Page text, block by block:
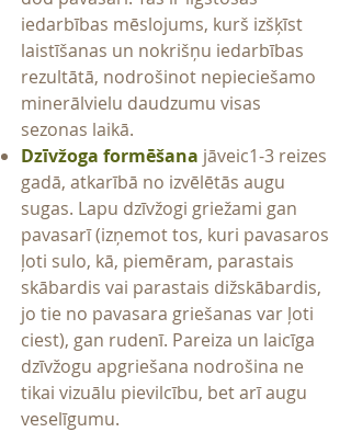
iedarbības mēslojums, kurš izšķīst
laistīšanas un nokrišņu iedarbības
rezultātā, nodrošinot nepieciešamo
minerālvielu daudzumu visas
sezonas laikā.
Dzīvžoga formēšana jāveic1-3 reizes
gadā, atkarībā no izvēlētās augu
sugas. Lapu dzīvžogi griežami gan
pavasarī (izņemot tos, kuri pavasaros
ļoti sulo, kā, piemēram, parastais
skābardis vai parastais dižskābardis,
jo tie no pavasara griešanas var ļoti
ciest), gan rudenī. Pareiza un laicīga
dzīvžogu apgriešana nodrošina ne
tikai vizuālu pievilcību, bet arī augu
veselīgumu.